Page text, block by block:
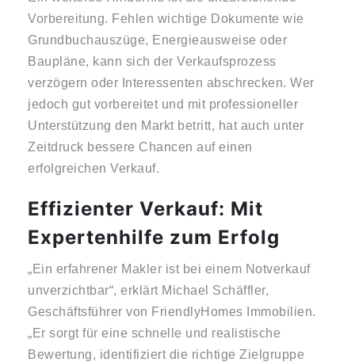
Vorbereitung. Fehlen wichtige Dokumente wie
Grundbuchauszüge, Energieausweise oder
Baupläne, kann sich der Verkaufsprozess
verzögern oder Interessenten abschrecken. Wer
jedoch gut vorbereitet und mit professioneller
Unterstützung den Markt betritt, hat auch unter
Zeitdruck bessere Chancen auf einen
erfolgreichen Verkauf.
Effizienter Verkauf: Mit
Expertenhilfe zum Erfolg
„Ein erfahrener Makler ist bei einem Notverkauf
unverzichtbar“, erklärt Michael Schäffler,
Geschäftsführer von FriendlyHomes Immobilien.
„Er sorgt für eine schnelle und realistische
Bewertung, identifiziert die richtige Zielgruppe